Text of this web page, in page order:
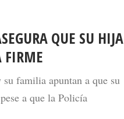
QUE SU HIJA
FIRME
su familia apuntan a que su
a que la Policía